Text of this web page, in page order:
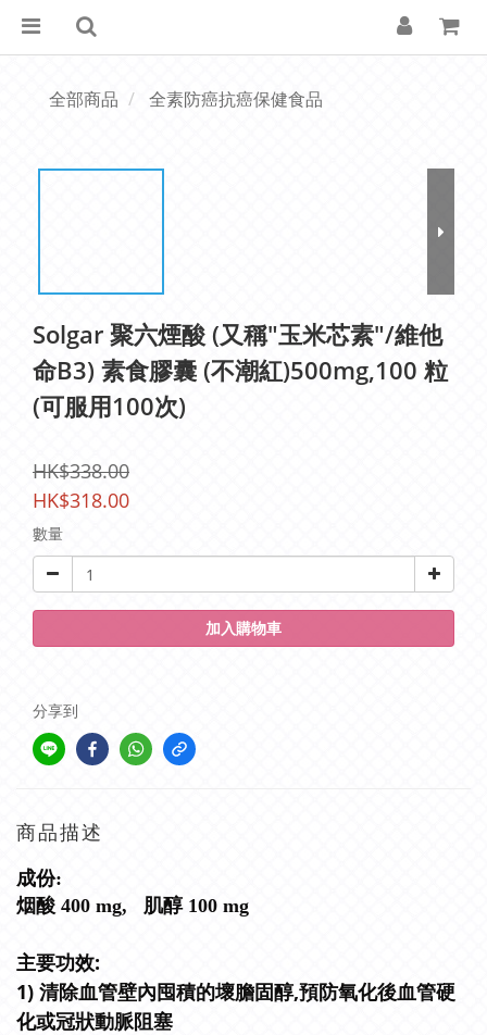
全部商品 全素防癌抗癌保健食品
Solgar 聚六煙酸 (又稱"玉米芯素"/維他
命B3) 素食膠囊 (不潮紅)500mg,100 粒
(可服用100次)
HK$338.00
HK$318.00
數量
加入購物車
分享到
商品描述
成份:
烟酸 400 mg, 肌醇 100 mg
主要功效:
1) 清除血管壁內囤積的壞膽固醇,預防氧化後血管硬
化或冠狀動脈阻塞